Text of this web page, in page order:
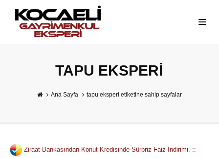
TAPU EKSPERI
Ana Sayfa tapu eksperi etiketine sahip sayfalar
Ziraat Bankasından Konut Kredisinde Sürpriz Faiz İndirimi. ::